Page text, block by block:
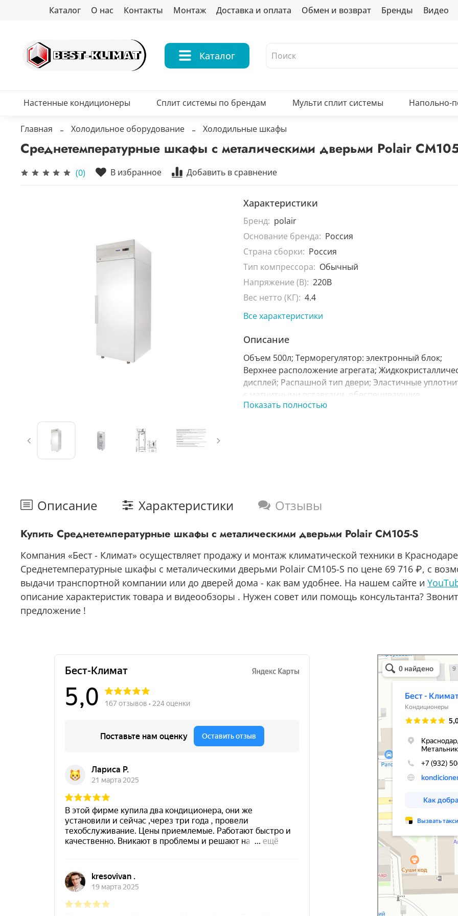
Каталог О нас Контакты Монтаж Доставка и оплата Обмен и возврат Бренды Видео
Каталог
Настенные кондиционеры Сплит системы по брендам Мульти сплит системы Напольно-
Главная Холодильное оборудование Холодильные шкафы
Среднетемпературные шкафы с металическими дверьми Polair
(0) В избранное Добавить в сравнение
Характеристики
Бренд: polair
Основание бренда: Россия
Страна сборки: Россия
Тип компрессора: Обычный
Напряжение (В): 220В
Вес нетто (КГ): 4.4
Все характеристики
Описание
Объем 500л; Терморегулятор: электронный блок;
Верхнее расположение агрегата;
дисплей; Распашной тип двери; Эластичные
с магнитными вставками, обеспечивающие
максимальную герметизацию; Регулировка ножек по
Показать полностью
Описание Характеристики Отзывы
Купить Среднетемпературные шкафы с металическими дверьми Polair CM105-S
Компания «Бест - Климат» осуществляет продажу и монтаж климатической техники в
Среднетемпературные шкафы с металическими дверьми Polair CM105-S по цене 69 716 ₽, с
выдачи транспортной компании или до дверей дома - как вам удобнее. На нашем сайте и
описание характеристик товара и видеообзоры . Нужен совет или помощь консультанта?
предложение !
Бест-климат
Кондиционеры в